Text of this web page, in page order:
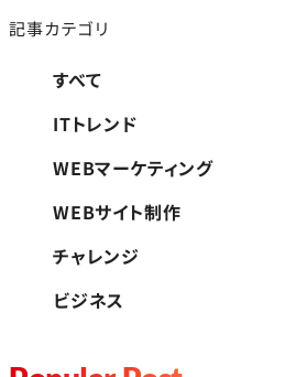
記事カテゴリ
すべて
ITトレンド
WEBマーケティング
WEBサイト制作
チャレンジ
ビジネス